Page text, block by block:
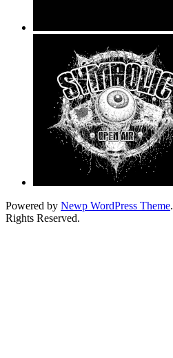
Powered by Newp WordPress Theme.
Rights Reserved.